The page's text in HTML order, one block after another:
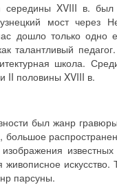
середины XVIII в.
мост через
дошло только одно
талантливый
школа.
II половины XVIII в.
был жанр
живописное
парсуны.